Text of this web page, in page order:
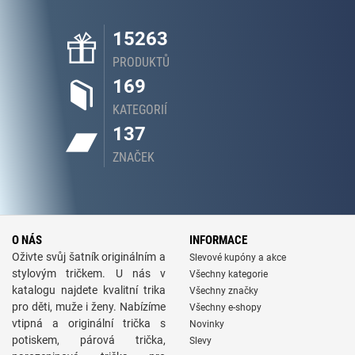
15263
PRODUKTŮ
169
KATEGORIÍ
137
ZNAČEK
O NÁS
Oživte svůj šatník originálním a
stylovým tričkem. U nás v
katalogu najdete kvalitní trika
pro děti, muže i ženy. Nabízíme
vtipná a originální trička s
potiskem, párová trička,
INFORMACE
Slevové kupóny a akce
Všechny kategorie
Všechny značky
Všechny e-shopy
Novinky
Slevy